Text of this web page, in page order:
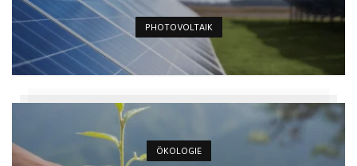
PHOTOVOLTAIK
ÖKOLOGIE